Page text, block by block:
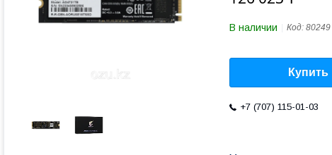
В наличии Код: 80249
Купить
+7 (707) 115-01-03